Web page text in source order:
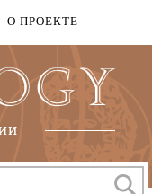
О ПРОЕКТЕ